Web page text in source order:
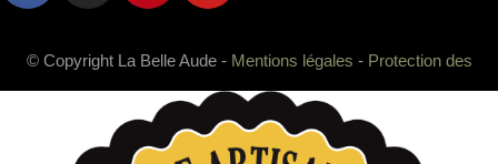
© Copyright La Belle Aude - Mentions légales - Protection des
données